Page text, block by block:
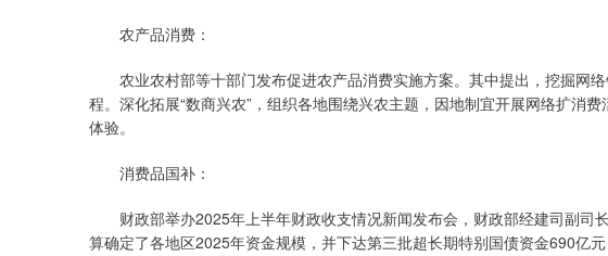
农产品消费：
农业农村部等十部门发布促进农产品消费实施方案。其中提出，挖掘网络
程。深化拓展“数商兴农”，组织各地围绕兴农主题，因地制宜开展网络扩消
体验。
消费品国补：
财政部举办2025年上半年财政收支情况新闻发布会，财政部经建司副司
算确定了各地区2025年资金规模，并下达第三批超长期特别国债资金690亿